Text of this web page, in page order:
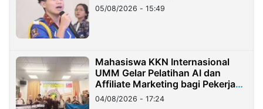
05/08/2026 - 15:49
Mahasiswa KKN Internasional
UMM Gelar Pelatihan AI dan
Affiliate Marketing bagi Pekerja
Migran Indonesia di Taiwan
04/08/2026 - 17:24